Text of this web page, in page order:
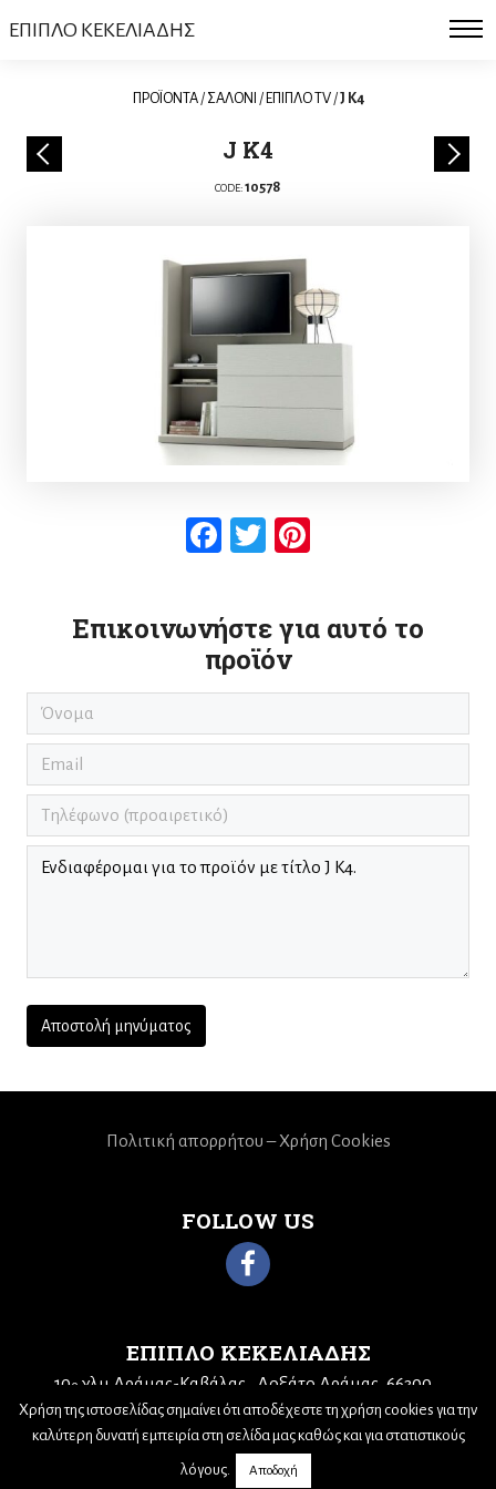
ΕΠΙΠΛΟ ΚΕΚΕΛΙΑΔΗΣ
ΠΡΟΪΟΝΤΑ/ ΣΑΛΟΝΙ / ΕΠΙΠΛΟ TV/J K4
J K4
CODE:10578
Facebook
Twitter
Επικοινωνήστε για αυτό το
προϊόν
ΕΠΙΠΛΟ ΚΕΚΕΛΙΑΔΗΣ
10ο χλμ Δράμας-Καβάλας
Δοξάτο Δράμας, 66300
Τηλ: 25210 68943 Email:kekeliadis@otenet.gr
FOLLOW US
Πολιτική απορρήτου – Χρήση Cookies
© 2019,Nick Sotiriadis
Χρήση της ιστοσελίδας σημαίνει ότι αποδέχεστε τη χρήση cookies για την
καλύτερη δυνατή εμπειρία στη σελίδα μας καθώς και για στατιστικούς
λόγους. Αποδοχή